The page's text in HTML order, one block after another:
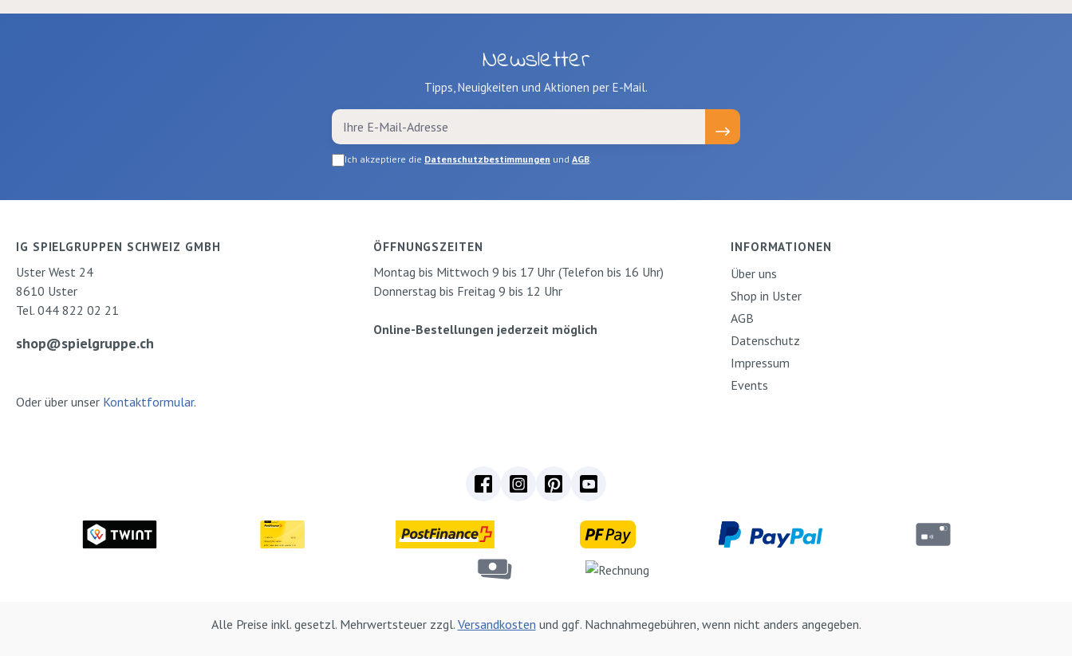
Newsletter
Tipps, Neuigkeiten und Aktionen per E-Mail.
Ich akzeptiere die Datenschutzbestimmungen und AGB.
IG SPIELGRUPPEN SCHWEIZ GMBH
Uster West 24
8610 Uster
Tel. 044 822 02 21
shop@spielgruppe.ch
Oder über unser Kontaktformular.
ÖFFNUNGSZEITEN
Montag bis Mittwoch 9 bis 17 Uhr (Telefon bis 16 Uhr)
Donnerstag bis Freitag 9 bis 12 Uhr
Online-Bestellungen jederzeit möglich
INFORMATIONEN
Über uns
Shop in Uster
AGB
Datenschutz
Impressum
Events
Alle Preise inkl. gesetzl. Mehrwertsteuer zzgl. Versandkosten und ggf. Nachnahmegebühren, wenn nicht anders angegeben.